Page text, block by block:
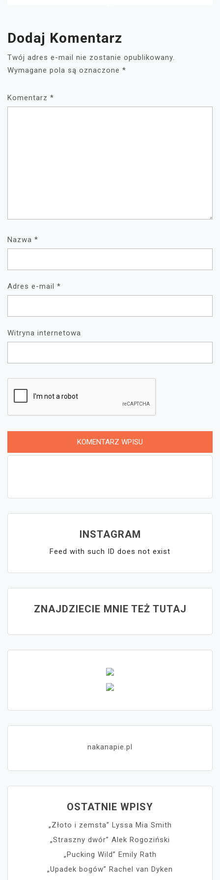
Dodaj Komentarz
Twój adres e-mail nie zostanie opublikowany.
Wymagane pola są oznaczone *
Komentarz *
Nazwa *
Adres e-mail *
Witryna internetowa
INSTAGRAM
Feed with such ID does not exist
ZNAJDZIECIE MNIE TEŻ TUTAJ
nakanapie.pl
OSTATNIE WPISY
„Złoto i zemsta” Lyssa Mia Smith
„Straszny dwór” Alek Rogoziński
„Pucking Wild” Emily Rath
„Upadek bogów” Rachel van Dyken